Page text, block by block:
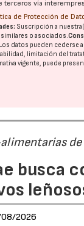
terceros vía
de Protección de
Suscripción a
o asociados.
Los datos pueden cederse
limitación del
vigente, puede
busca
2026